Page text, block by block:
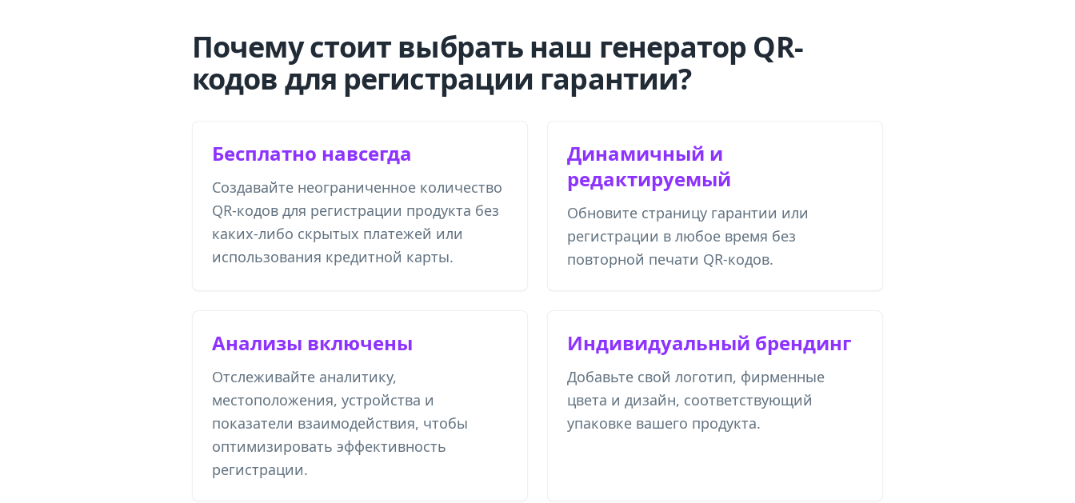
Почему стоит выбрать наш генератор QR-
кодов для регистрации гарантии?
Бесплатно навсегда
Создавайте неограниченное количество
QR-кодов для регистрации продукта без
каких-либо скрытых платежей или
использования кредитной карты.
Динамичный и
редактируемый
Обновите страницу гарантии или
регистрации в любое время без
повторной печати QR-кодов.
Анализы включены
Отслеживайте аналитику,
местоположения, устройства и
показатели взаимодействия, чтобы
оптимизировать эффективность
регистрации.
Индивидуальный брендинг
Добавьте свой логотип, фирменные
цвета и дизайн, соответствующий
упаковке вашего продукта.